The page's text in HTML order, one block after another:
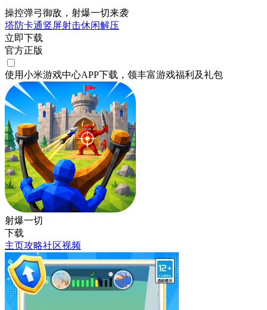
操控弹弓御敌，射爆一切来袭
塔防卡通竖屏射击休闲解压
立即下载
官方正版
使用小米游戏中心APP下载 ，领丰富游戏福利 及礼包
射爆一切
下载
主页攻略社区视频